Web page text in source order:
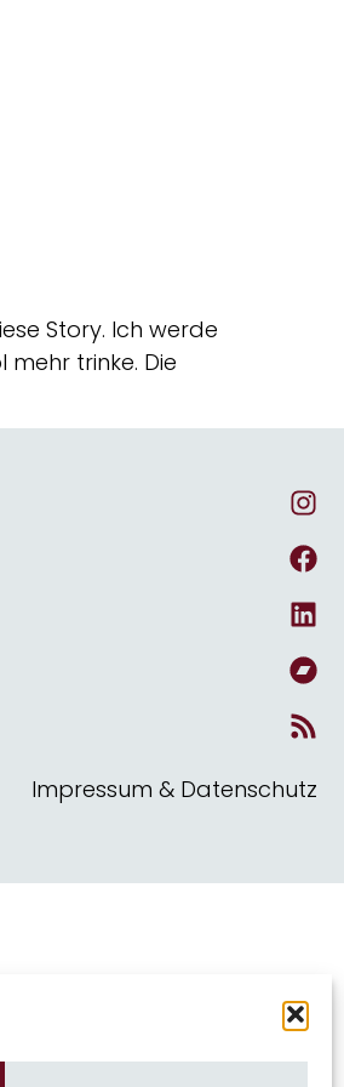
Story. Ich werde
trinke. Die
Impressum & Datenschutz